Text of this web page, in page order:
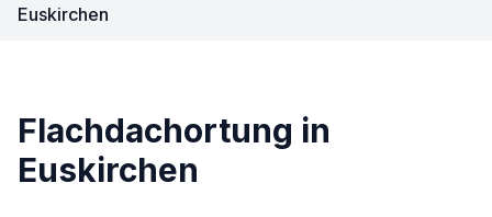
Euskirchen
Flachdachortung in
Euskirchen